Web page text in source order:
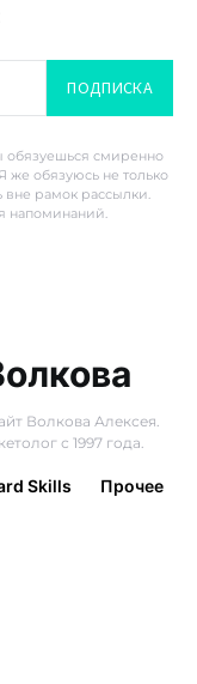
ПОДПИСКА
обязуешься смиренно
обязуюсь не только
вне рамок рассылки.
напоминаний.
Волкова Алексея.
с 1997 года.
Skills Прочее